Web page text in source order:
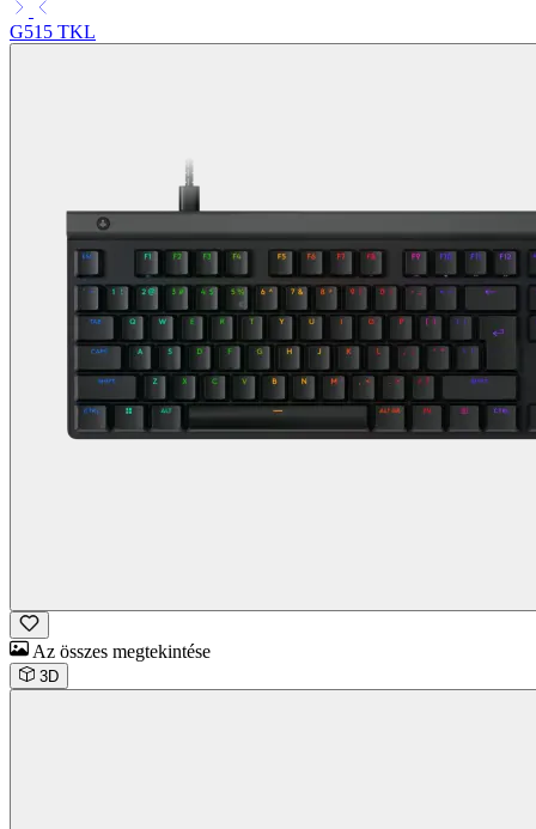
G515 TKL
Az összes megtekintése
3D